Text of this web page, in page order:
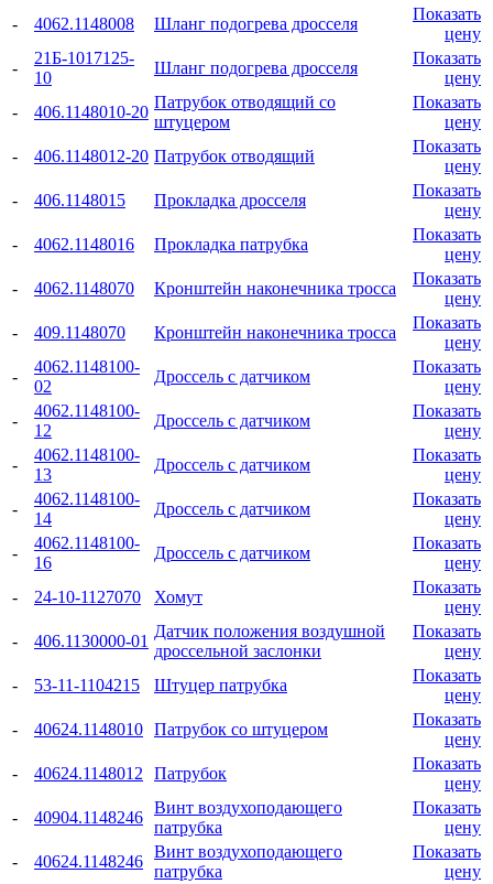
-
4062.1148008 Шланг подогрева дросселя
Показать
цену
-
21Б-1017125-
10
Шланг подогрева дросселя
Показать
цену
-
406.1148010-20
Патрубок отводящий со
штуцером
Показать
цену
-
406.1148012-20 Патрубок отводящий
Показать
цену
-
406.1148015 Прокладка дросселя
Показать
цену
-
4062.1148016 Прокладка патрубка
Показать
цену
-
4062.1148070 Кронштейн наконечника тросса
Показать
цену
-
409.1148070 Кронштейн наконечника тросса
Показать
цену
-
4062.1148100-
02
Дроссель с датчиком
Показать
цену
-
4062.1148100-
12
Дроссель с датчиком
Показать
цену
-
4062.1148100-
13
Дроссель с датчиком
Показать
цену
-
4062.1148100-
14
Дроссель с датчиком
Показать
цену
-
4062.1148100-
16
Дроссель с датчиком
Показать
цену
-
24-10-1127070 Хомут
Показать
цену
-
406.1130000-01
Датчик положения воздушной
дроссельной заслонки
Показать
цену
-
53-11-1104215 Штуцер патрубка
Показать
цену
-
40624.1148010 Патрубок со штуцером
Показать
цену
-
40624.1148012 Патрубок
Показать
цену
-
40904.1148246
Винт воздухоподающего
патрубка
Показать
цену
-
40624.1148246
Винт воздухоподающего
патрубка
Показать
цену